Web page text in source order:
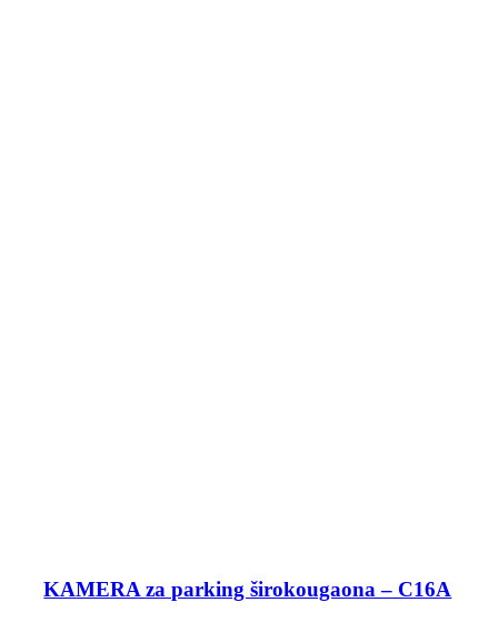
KAMERA za parking širokougaona – C16A